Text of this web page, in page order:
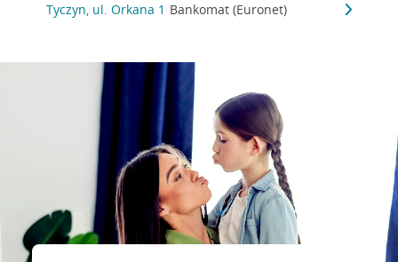
Tyczyn, ul. Orkana 1 Bankomat (Euronet)